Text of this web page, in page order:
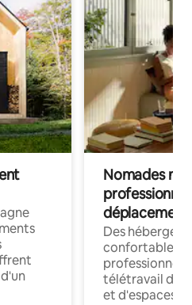
Nomades
déplacement
Des
confortables
professionnels
télétravail
et d'espaces